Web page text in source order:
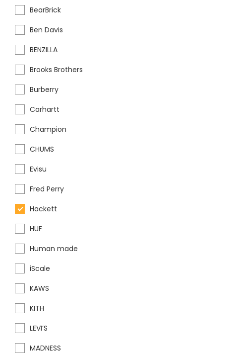
BearBrick
Ben Davis
BENZILLA
Brooks Brothers
Burberry
Carhartt
Champion
CHUMS
Evisu
Fred Perry
Hackett
HUF
Human made
iScale
KAWS
KITH
LEVI’S
MADNESS